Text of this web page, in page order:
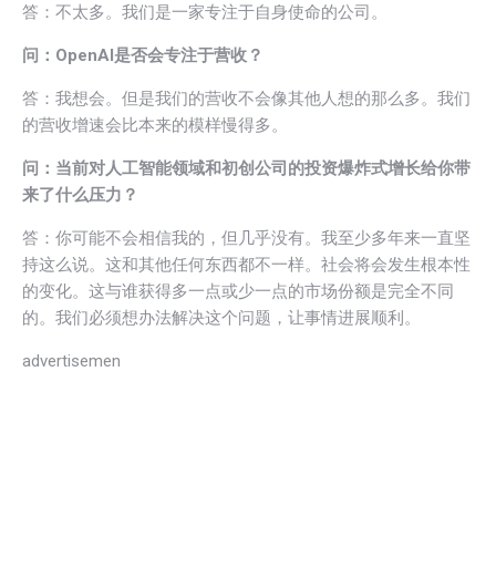
答：不太多。我们是一家专注于自身使命的公司。
问：OpenAI是否会专注于营收？
答：我想会。但是我们的营收不会像其他人想的那么多。我们
的营收增速会比本来的模样慢得多。
问：当前对人工智能领域和初创公司的投资爆炸式增长给你带
来了什么压力？
答：你可能不会相信我的，但几乎没有。我至少多年来一直坚
持这么说。这和其他任何东西都不一样。社会将会发生根本性
的变化。这与谁获得多一点或少一点的市场份额是完全不同
的。我们必须想办法解决这个问题，让事情进展顺利。
advertisemen